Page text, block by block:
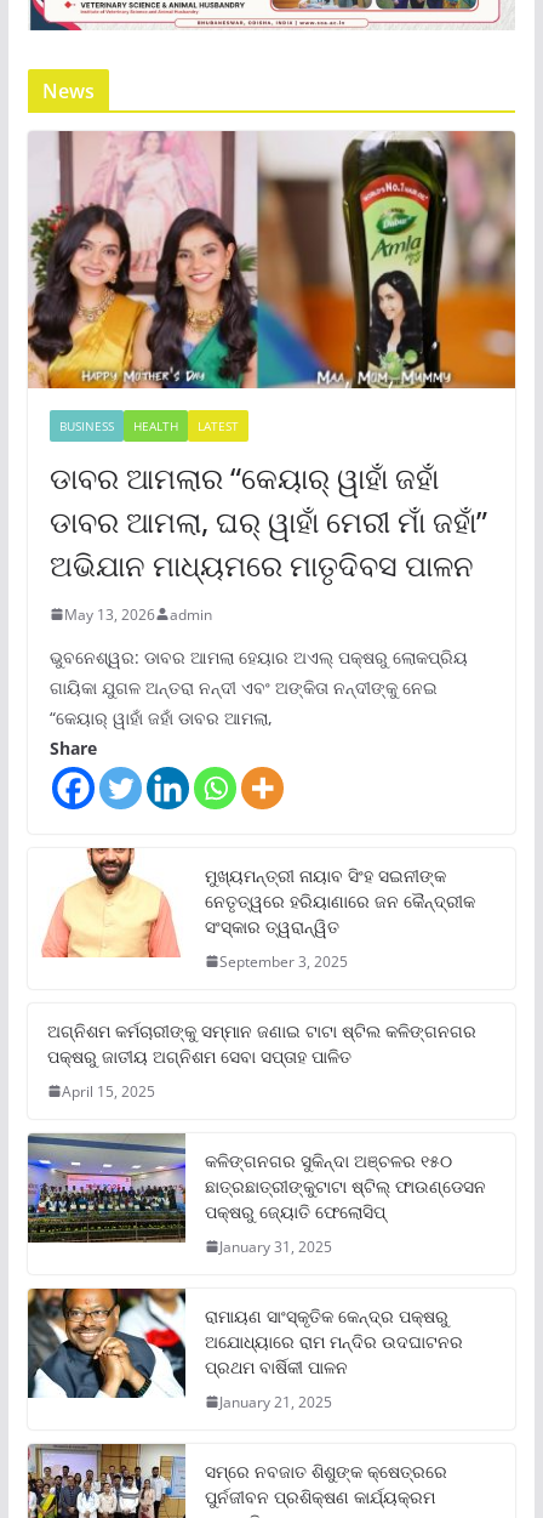
News
BUSINESS HEALTH LATEST
ଡାବର ଆମଲାର “କେୟାର୍ ୱାହାଁ ଜହାଁ
ଡାବର ଆମଲା, ଘର୍ ୱାହାଁ ମେରୀ ମାଁ ଜହାଁ”
ଅଭିଯାନ ମାଧ୍ୟମରେ ମାତୃଦିବସ ପାଳନ
May 13, 2026 admin
ଭୁବନେଶ୍ୱର: ଡାବର ଆମଲା ହେୟାର ଅଏଲ୍ ପକ୍ଷରୁ ଲୋକପ୍ରିୟ
ଗାୟିକା ଯୁଗଳ ଅନ୍ତରା ନନ୍ଦୀ ଏବଂ ଅଙ୍କିତା ନନ୍ଦୀଙ୍କୁ ନେଇ
“କେୟାର୍ ୱାହାଁ ଜହାଁ ଡାବର ଆମଲା,
Share
ମୁଖ୍ୟମନ୍ତ୍ରୀ ନାୟାବ ସିଂହ ସଇନୀଙ୍କ
ନେତୃତ୍ୱରେ ହରିୟାଣାରେ ଜନ କୈନ୍ଦ୍ରୀକ
ସଂସ୍କାର ତ୍ୱରାନ୍ୱିତ
September 3, 2025
ଅଗ୍ନିଶମ କର୍ମଚାରୀଙ୍କୁ ସମ୍ମାନ ଜଣାଇ ଟାଟା ଷ୍ଟିଲ କଳିଙ୍ଗନଗର
ପକ୍ଷରୁ ଜାତୀୟ ଅଗ୍ନିଶମ ସେବା ସପ୍ତାହ ପାଳିତ
April 15, 2025
କଳିଙ୍ଗନଗର ସୁକିନ୍ଦା ଅଞ୍ଚଳର ୧୫୦
ଛାତ୍ରଛାତ୍ରୀଙ୍କୁଟାଟା ଷ୍ଟିଲ୍ ଫାଉଣ୍ଡେସନ
ପକ୍ଷରୁ ଜ୍ୟୋତି ଫେଲୋସିପ୍‌
January 31, 2025
ରାମାୟଣ ସାଂସ୍କୃତିକ କେନ୍ଦ୍ର ପକ୍ଷରୁ
ଅଯୋଧ୍ୟାରେ ରାମ ମନ୍ଦିର ଉଦଘାଟନର
ପ୍ରଥମ ବାର୍ଷିକୀ ପାଳନ
January 21, 2025
ସମ୍‌ରେ ନବଜାତ ଶିଶୁଙ୍କ କ୍ଷେତ୍ରରେ
ପୁର୍ନଜୀବନ ପ୍ରଶିକ୍ଷଣ କାର୍ଯ୍ୟକ୍ରମ